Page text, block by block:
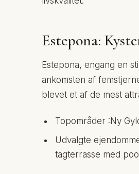
Estepona:
Estepona, engang en
ankomsten af
blevet et af de mest
Topområder :Ny
Udvalgte
tagterrasse med